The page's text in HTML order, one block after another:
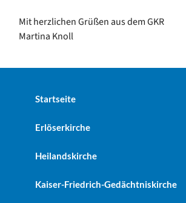
Mit herzlichen Grüßen aus dem GKR
Martina Knoll
Startseite
Erlöserkirche
Heilandskirche
Kaiser-Friedrich-Gedächtniskirche